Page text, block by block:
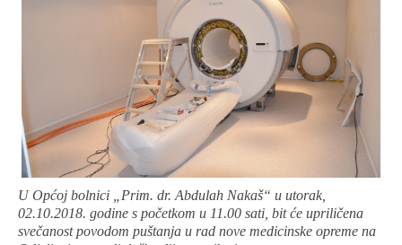
U Općoj bolnici „Prim. dr. Abdulah Nakaš“ u utorak,
02.10.2018. godine s početkom u 11.00 sati, bit će upriličena
svečanost povodom puštanja u rad nove medicinske opreme na